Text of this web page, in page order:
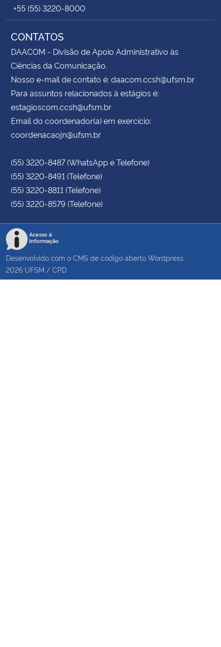
+55 (55) 3220-8000
CONTATOS
DAACOM - Divisão de Apoio Administrativo às
Ciências da Comunicação.
Nosso e-mail de contato é: daacom.ccsh@ufsm.br
Para assuntos relacionados à estágios é:
estagioscom.ccsh@ufsm.br
Email do coordenador(a) em exercício:
coordenacaojn@ufsm.br
(55) 3220-8487 (WhatsApp e Telefone)
(55) 3220-8491 (Telefone)
(55) 3220-8811 (Telefone)
(55) 3220-8579 (Telefone)
Acesso à
Informação
Desenvolvido com o CMS de código aberto Wordpress
2026 UFSM / CPD